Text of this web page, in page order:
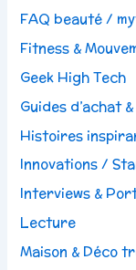
FAQ beauté /
Fitness &
Geek High Tech
Guides d’achat
Histoires
Innovations /
Interviews &
Lecture
Maison & Déco